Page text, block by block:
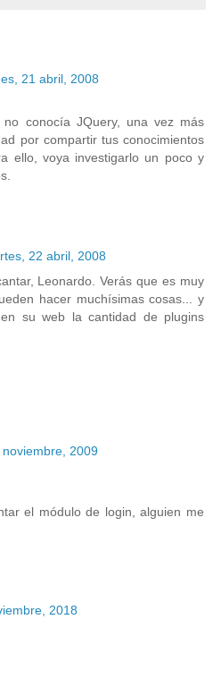
21 abril, 2008
no conocía JQuery, una vez más
por compartir tus conocimientos
ello, voya investigarlo un poco y
22 abril, 2008
Leonardo. Verás que es muy
hacer muchísimas cosas... y
su web la cantidad de plugins
2009
el módulo de login, alguien me
2018